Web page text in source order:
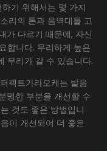
기 위해서는 몇 가지
리의 톤과 음역대를 고
가 다르기 때문에, 자신
합니다. 무리하게 높은
무리가 갈 수 있습니다.
펙트가라오케는 발음
명한 부분을 개선할 수
것도 좋은 방법입니
이 개선되어 더 좋은